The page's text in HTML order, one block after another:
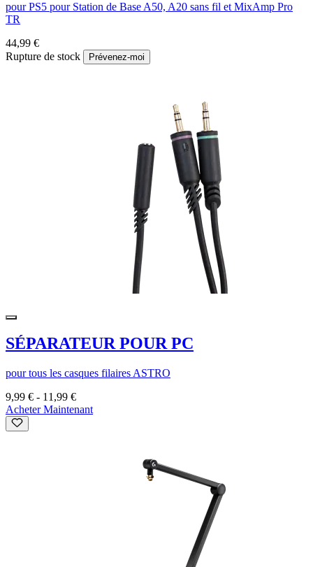
pour PS5 pour Station de Base A50, A20 sans fil et MixAmp Pro
TR
44,99 €
Rupture de stock
Prévenez-moi
SÉPARATEUR POUR PC
pour tous les casques filaires ASTRO
9,99 € - 11,99 €
Acheter Maintenant